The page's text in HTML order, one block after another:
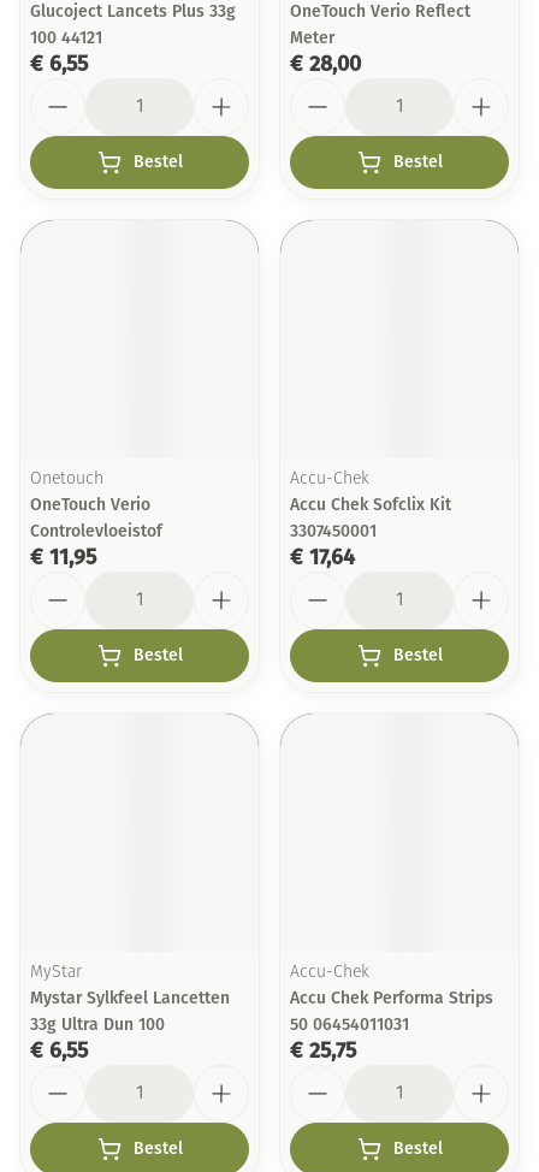
Glucoject Lancets Plus 33g
100 44121
€ 6,55
Bestel
OneTouch Verio Reflect
Meter
€ 28,00
Bestel
Onetouch
OneTouch Verio
Controlevloeistof
€ 11,95
Bestel
Accu-Chek
Accu Chek Sofclix Kit
3307450001
€ 17,64
Bestel
MyStar
Mystar Sylkfeel Lancetten
33g Ultra Dun 100
€ 6,55
Bestel
Accu-Chek
Accu Chek Performa Strips
50 06454011031
€ 25,75
Bestel